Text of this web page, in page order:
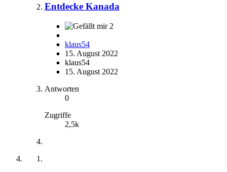
Entdecke Kanada
2
klaus54
15. August 2022
klaus54
15. August 2022
Antworten
0
Zugriffe
2,5k